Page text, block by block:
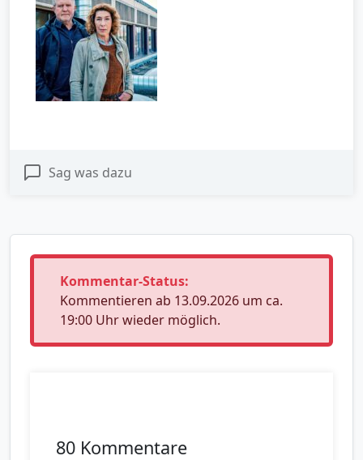
Sag was dazu
Kommentar-Status:
Kommentieren ab 13.09.2026 um ca.
19:00 Uhr wieder möglich.
80 Kommentare